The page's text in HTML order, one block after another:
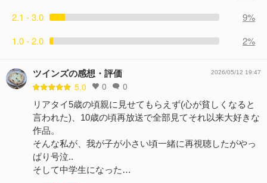
2.1 - 3.0
9%
1.0 - 2.0
2%
ツインズの感想・評価
5.0 0 0
2026/05/12 19:47
リアタイ5歳の頃親に見せてもらえず(心が貧しくなると
言われた)、10歳の頃再放送で全部見てそれ以来大好きな
作品。
そんな私が、我が子が小さい頃一緒に再視聴したがやっ
ぱり号泣..
そして中学生になった…